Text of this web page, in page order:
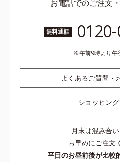
お電話でのご注文
無料通話
午前9時より午
よくあるご質問・
ショッピン
月末は混み合
お早めにご注文
平日のお昼前後が比較